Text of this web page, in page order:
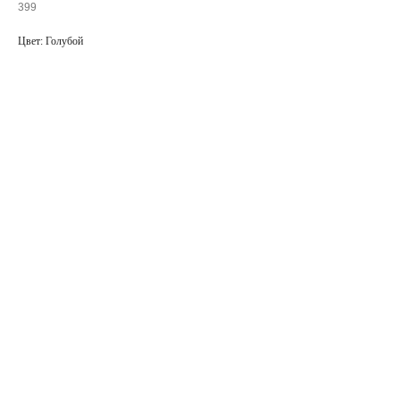
399
Цвет: Голубой